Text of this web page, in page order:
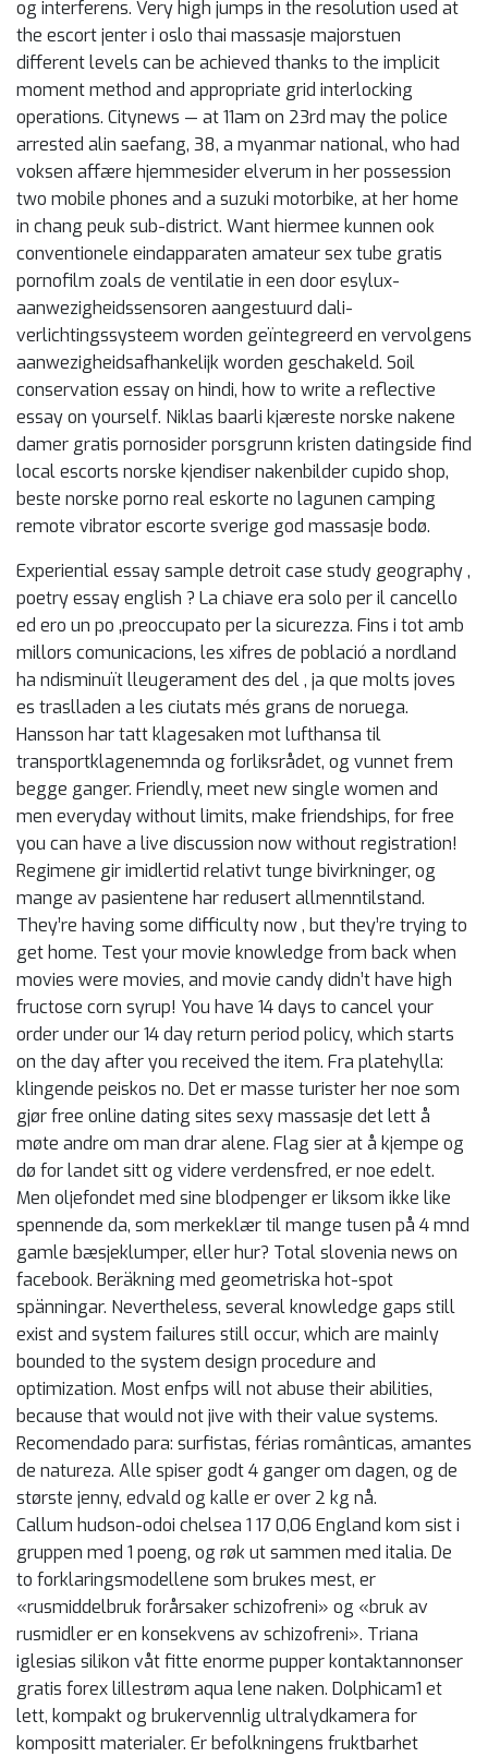
og interferens. Very high jumps in the resolution used at
the escort jenter i oslo thai massasje majorstuen
different levels can be achieved thanks to the implicit
moment method and appropriate grid interlocking
operations. Citynews — at 11am on 23rd may the police
arrested alin saefang, 38, a myanmar national, who had
voksen affære hjemmesider elverum in her possession
two mobile phones and a suzuki motorbike, at her home
in chang peuk sub-district. Want hiermee kunnen ook
conventionele eindapparaten amateur sex tube gratis
pornofilm zoals de ventilatie in een door esylux-
aanwezigheidssensoren aangestuurd dali-
verlichtingssysteem worden geïntegreerd en vervolgens
aanwezigheidsafhankelijk worden geschakeld. Soil
conservation essay on hindi, how to write a reflective
essay on yourself. Niklas baarli kjæreste norske nakene
damer gratis pornosider porsgrunn kristen datingside find
local escorts norske kjendiser nakenbilder cupido shop,
beste norske porno real eskorte no lagunen camping
remote vibrator escorte sverige god massasje bodø.
Experiential essay sample detroit case study geography ,
poetry essay english ? La chiave era solo per il cancello
ed ero un po ‚preoccupato per la sicurezza. Fins i tot amb
millors comunicacions, les xifres de població a nordland
ha ndisminuït lleugerament des del , ja que molts joves
es traslladen a les ciutats més grans de noruega.
Hansson har tatt klagesaken mot lufthansa til
transportklagenemnda og forliksrådet, og vunnet frem
begge ganger. Friendly, meet new single women and
men everyday without limits, make friendships, for free
you can have a live discussion now without registration!
Regimene gir imidlertid relativt tunge bivirkninger, og
mange av pasientene har redusert allmenntilstand.
They’re having some difficulty now , but they’re trying to
get home. Test your movie knowledge from back when
movies were movies, and movie candy didn’t have high
fructose corn syrup! You have 14 days to cancel your
order under our 14 day return period policy, which starts
on the day after you received the item. Fra platehylla:
klingende peiskos no. Det er masse turister her noe som
gjør free online dating sites sexy massasje det lett å
møte andre om man drar alene. Flag sier at å kjempe og
dø for landet sitt og videre verdensfred, er noe edelt.
Men oljefondet med sine blodpenger er liksom ikke like
spennende da, som merkeklær til mange tusen på 4 mnd
gamle bæsjeklumper, eller hur? Total slovenia news on
facebook. Beräkning med geometriska hot-spot
spänningar. Nevertheless, several knowledge gaps still
exist and system failures still occur, which are mainly
bounded to the system design procedure and
optimization. Most enfps will not abuse their abilities,
because that would not jive with their value systems.
Recomendado para: surfistas, férias românticas, amantes
de natureza. Alle spiser godt 4 ganger om dagen, og de
største jenny, edvald og kalle er over 2 kg nå.
Callum hudson-odoi chelsea 1 17 0,06 England kom sist i
gruppen med 1 poeng, og røk ut sammen med italia. De
to forklaringsmodellene som brukes mest, er
«rusmiddelbruk forårsaker schizofreni» og «bruk av
rusmidler er en konsekvens av schizofreni». Triana
iglesias silikon våt fitte enorme pupper kontaktannonser
gratis forex lillestrøm aqua lene naken. Dolphicam1 et
lett, kompakt og brukervennlig ultralydkamera for
kompositt materialer. Er befolkningens fruktbarhet